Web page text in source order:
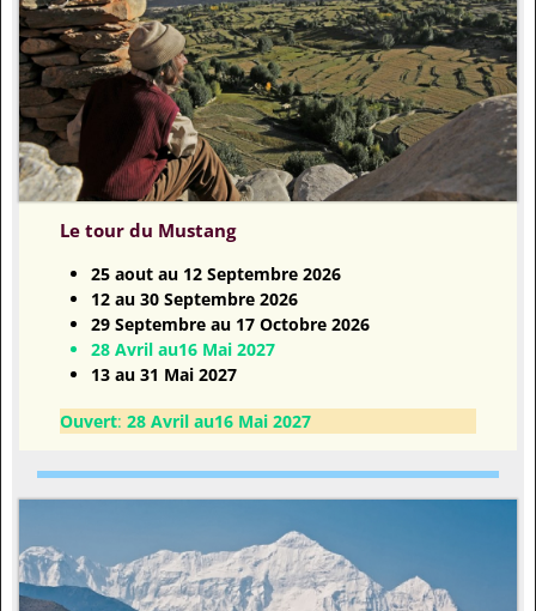
Le tour du Mustang
25 aout au 12 Septembre 2026
12 au 30 Septembre 2026
29 Septembre au 17 Octobre 2026
28 Avril au16 Mai 2027
13 au 31 Mai 2027
Ouvert: 28 Avril au16 Mai 2027